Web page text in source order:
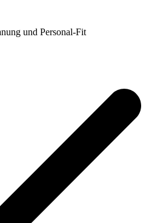
und Personal-Fit